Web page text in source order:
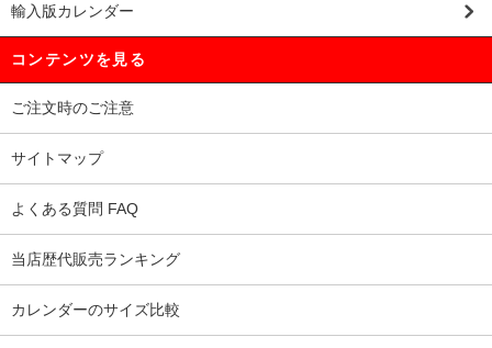
輸入版カレンダー
コンテンツを見る
ご注文時のご注意
サイトマップ
よくある質問 FAQ
当店歴代販売ランキング
カレンダーのサイズ比較